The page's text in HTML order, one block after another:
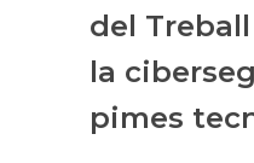
del
la
pimes